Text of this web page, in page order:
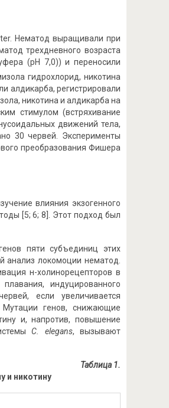
Нематод выращивали при
трехдневного возраста
(pH 7,0)) и переносили
гидрохлорид, никотина
алдикарба, регистрировали
никотина и алдикарба на
стимулом (встряхивание
движений тела,
30 червей. Эксперименты
преобразования Фишера
влияния экзогенного
[5; 6; 8]. Этот подход был
пяти субъединиц этих
анализ локомоции нематод.
н-холинорецепторов в
индуцированного
если увеличивается
Мутации генов, снижающие
и, напротив, повышение
C. elegans, вызывают
Таблица 1.
и никотину